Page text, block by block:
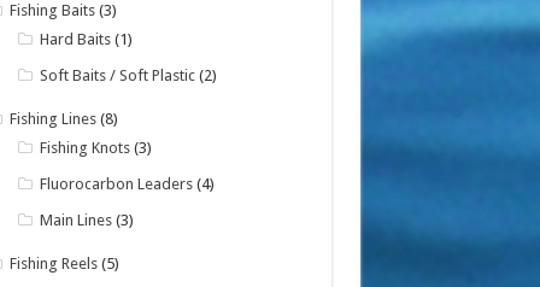
Fishing Baits (3)
Hard Baits (1)
Soft Baits / Soft Plastic (2)
Fishing Lines (8)
Fishing Knots (3)
Fluorocarbon Leaders (4)
Main Lines (3)
Fishing Reels (5)